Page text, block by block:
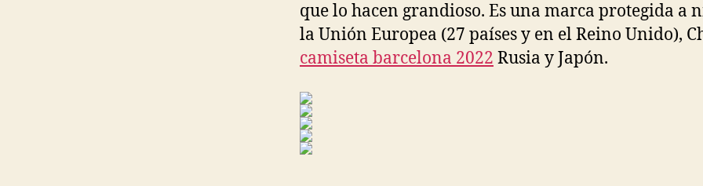
que lo hacen grandioso. Es una marca protegida a
la Unión Europea (27 países y en el Reino Unido),
camiseta barcelona 2022 Rusia y Japón.